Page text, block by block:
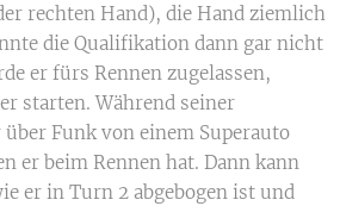
rechten Hand), die Hand ziemlich
die Qualifikation dann gar nicht
er fürs Rennen zugelassen,
starten. Während seiner
Funk von einem Superauto
er beim Rennen hat. Dann kann
er in Turn 2 abgebogen ist und